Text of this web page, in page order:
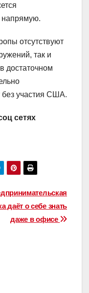
напрямую.
отсутствуют
так и
достаточном
без участия США.
сетях
даёт о себе знать
даже в офисе